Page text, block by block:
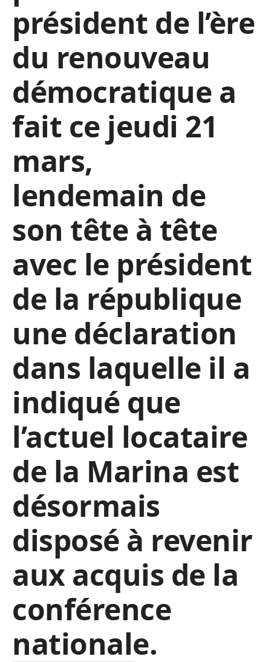
président de l’ère
du renouveau
démocratique a
fait ce jeudi 21
mars,
lendemain de
son tête à tête
avec le président
de la république
une déclaration
dans laquelle il a
indiqué que
l’actuel locataire
de la Marina est
désormais
disposé à revenir
aux acquis de la
conférence
nationale.